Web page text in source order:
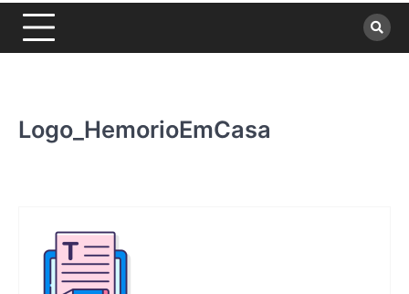
Logo_HemorioEmCasa